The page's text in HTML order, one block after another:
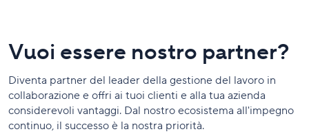
Vuoi essere nostro partner?
Diventa partner del leader della gestione del lavoro in
collaborazione e offri ai tuoi clienti e alla tua azienda
considerevoli vantaggi. Dal nostro ecosistema all'impegno
continuo, il successo è la nostra priorità.